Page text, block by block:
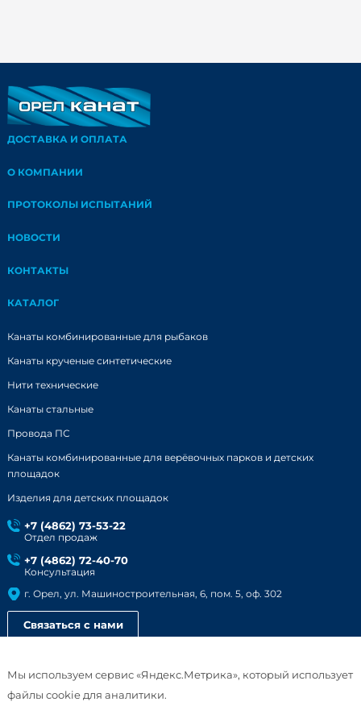
ДОСТАВКА И ОПЛАТА
О КОМПАНИИ
ПРОТОКОЛЫ ИСПЫТАНИЙ
НОВОСТИ
КОНТАКТЫ
КАТАЛОГ
Канаты комбинированные для рыбаков
Канаты крученые синтетические
Нити технические
Канаты стальные
Провода ПС
Канаты комбинированные для верёвочных парков и детских
площадок
Изделия для детских площадок
+7 (4862) 73-53-22
Отдел продаж
+7 (4862) 72-40-70
Консультация
г. Орел, ул. Машиностроительная, 6, пом. 5, оф. 302
Связаться с нами
Мы используем сервис «Яндекс.Метрика», который использует
файлы cookie для аналитики.